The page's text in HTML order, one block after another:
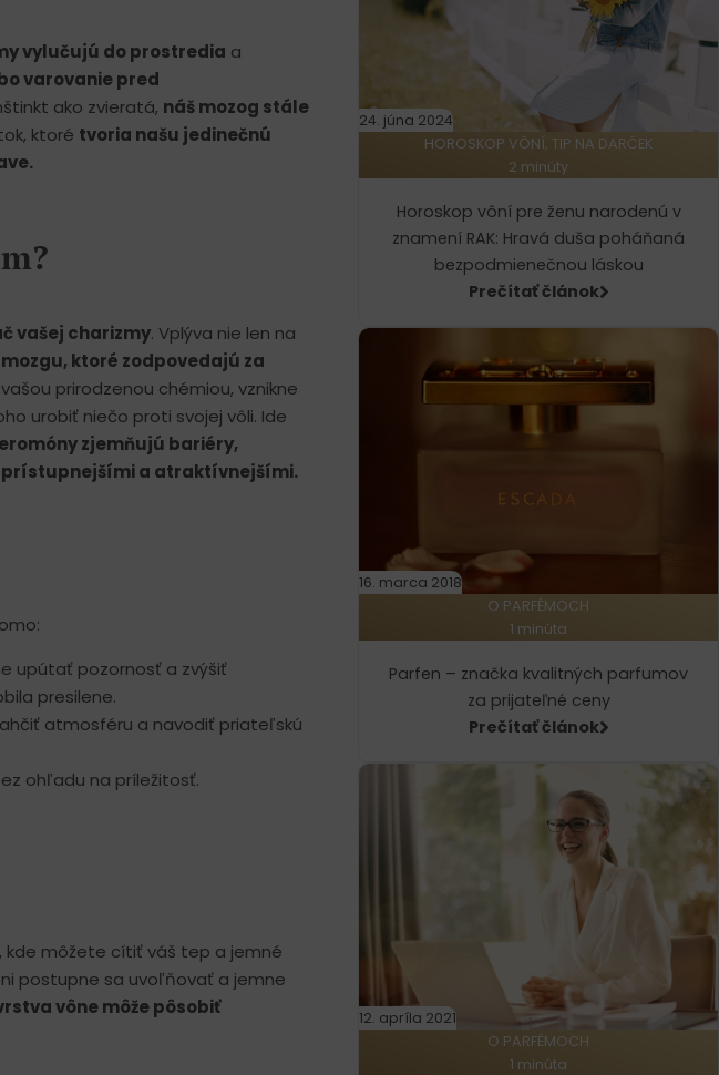
vylučujú do prostredia a
varovanie pred
ako zvieratá, náš mozog stále
ktoré tvoria našu jedinečnú
vašej charizmy. Vplýva nie len na
ktoré zodpovedajú za
prirodzenou chémiou, vznikne
urobiť niečo proti svojej vôli. Ide
zjemňujú bariéry,
prístupnejšími a atraktívnejšími.
upútať pozornosť a zvýšiť
presilene.
atmosféru a navodiť priateľskú
ohľadu na príležitosť.
kde môžete cítiť váš tep a jemné
postupne sa uvoľňovať a jemne
vône môže pôsobiť
24. júna 2024
HOROSKOP VÔNÍ, TIP NA DARČEK
2 minúty
Horoskop vôní pre ženu narodenú v
znamení RAK: Hravá duša poháňaná
bezpodmienečnou láskou
Prečítať článok
16. marca 2018
O PARFÉMOCH
1 minúta
Parfen – značka kvalitných parfumov
za prijateľné ceny
Prečítať článok
12. apríla 2021
O PARFÉMOCH
1 minúta